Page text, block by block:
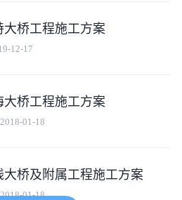
大桥工程施工方案
12-17
桥工程施工方案
2018-01-18
桥及附属工程施工方案
2018-01-18